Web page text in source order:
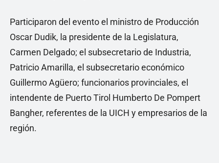
Participaron del evento el ministro de Producción
Oscar Dudik, la presidente de la Legislatura,
Carmen Delgado; el subsecretario de Industria,
Patricio Amarilla, el subsecretario económico
Guillermo Agüero; funcionarios provinciales, el
intendente de Puerto Tirol Humberto De Pompert
Bangher, referentes de la UICH y empresarios de la
región.